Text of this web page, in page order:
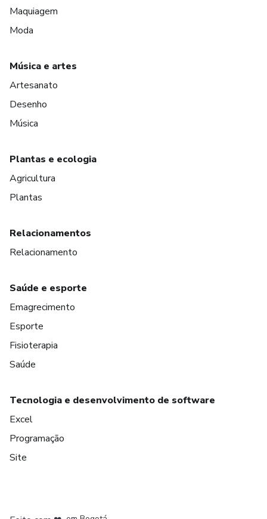
Maquiagem
Moda
Música e artes
Artesanato
Desenho
Música
Plantas e ecologia
Agricultura
Plantas
Relacionamentos
Relacionamento
Saúde e esporte
Emagrecimento
Esporte
Fisioterapia
Saúde
Tecnologia e desenvolvimento de software
Excel
Programação
Site